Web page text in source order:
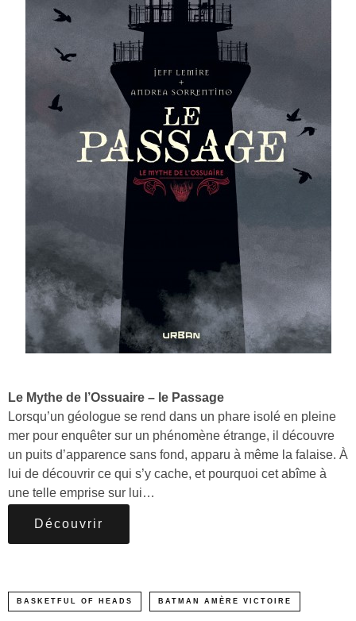
Le Mythe de l’Ossuaire – le Passage
Lorsqu’un géologue se rend dans un phare isolé en pleine
mer pour enquêter sur un phénomène étrange, il découvre
un puits d’apparence sans fond, apparu à même la falaise. À
lui de découvrir ce qui s’y cache, et pourquoi cet abîme à
une telle emprise sur lui…
Découvrir
BASKETFUL OF HEADS BATMAN AMÈRE VICTOIRE